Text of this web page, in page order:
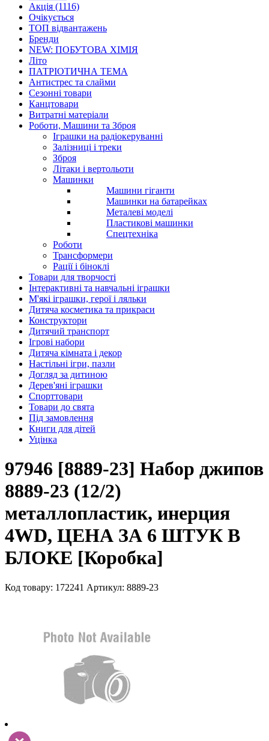
Акція (1116)
Очікується
ТОП відвантажень
Бренди
NEW: ПОБУТОВА ХІМІЯ
Літо
ПАТРІОТИЧНА ТЕМА
Антистрес та слайми
Сезонні товари
Канцтовари
Витратні матеріали
Роботи, Машини та Зброя
Іграшки на радіокеруванні
Залізниці і треки
Зброя
Літаки і вертольоти
Машинки
Машини гіганти
Машинки на батарейках
Металеві моделі
Пластикові машинки
Спецтехніка
Роботи
Трансформери
Рації і біноклі
Товари для творчості
Інтерактивні та навчальні іграшки
М'які іграшки, герої і ляльки
Дитяча косметика та прикраси
Конструктори
Дитячий транспорт
Ігрові набори
Дитяча кімната і декор
Настільні ігри, пазли
Догляд за дитиною
Дерев'яні іграшки
Спорттовари
Товари до свята
Під замовлення
Книги для дітей
Уцінка
97946 [8889-23] Набор джипов
8889-23 (12/2)
металлопластик, инерция
4WD, ЦЕНА ЗА 6 ШТУК В
БЛОКЕ [Коробка]
Код товару: 172241 Артикул: 8889-23